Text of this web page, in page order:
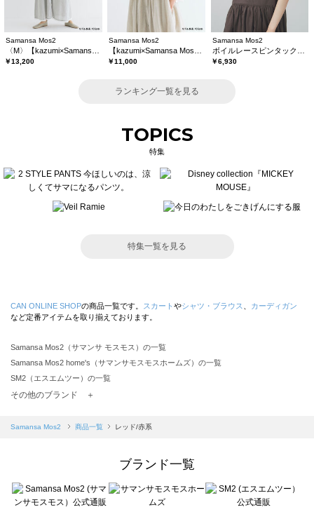
Samansa Mos2
￥13,200
Samansa Mos2
￥11,000
Samansa Mos2
￥6,930
ランキング一覧を見る
TOPICS
特集
特集一覧を見る
CAN ONLINE SHOPの商品一覧です。 スカート やシャツ・ブラウス
カーディガン
など定番アイテムを取り揃えております。
Samansa Mos2（サマンサ モスモス）の一覧
Samansa Mos2 home's（サマンサモスモスホームズ）の一覧
SM2（エスエムツー）の一覧
TSUHARU by Samansa Mos2（ツハルバイサマンサモスモス）の一覧
Samansa Mos2 blue（サマンサモスモス ブルー）の一覧
Te chichi（テチチ）の一覧
Te chichi CLASSIC（テチチ クラシック）の一覧
その他のブランド ＋
Samansa Mos2 商品一覧 レッド/赤系
ブランド一覧